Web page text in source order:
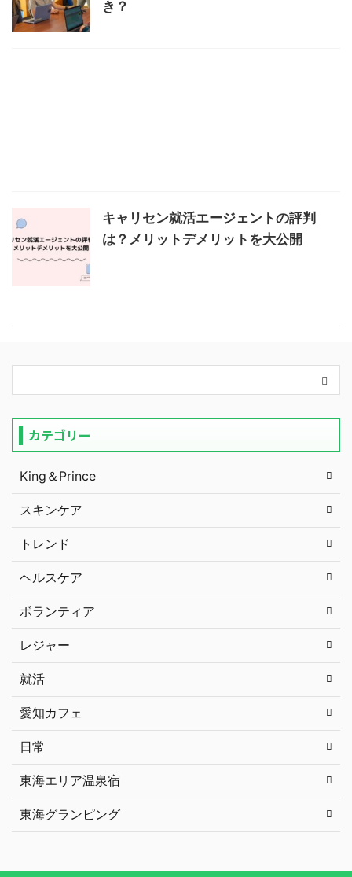
き？
キャリセン就活エージェントの評判
は？メリットデメリットを大公開
カテゴリー
King＆Prince
スキンケア
トレンド
ヘルスケア
ボランティア
レジャー
就活
愛知カフェ
日常
東海エリア温泉宿
東海グランピング